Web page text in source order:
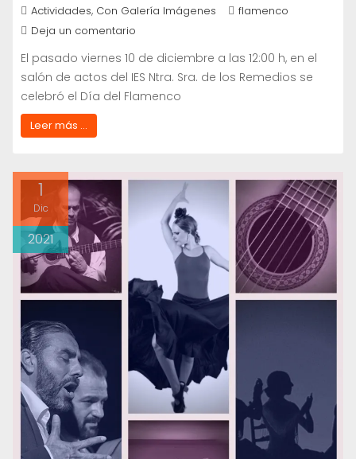
Actividades, Con Galería Imágenes
flamenco
Deja un comentario
El pasado viernes 10 de diciembre a las 12:00 h, en el
salón de actos del IES Ntra. Sra. de los Remedios se
celebró el Día del Flamenco
Leer más ...
1
Dic
2021